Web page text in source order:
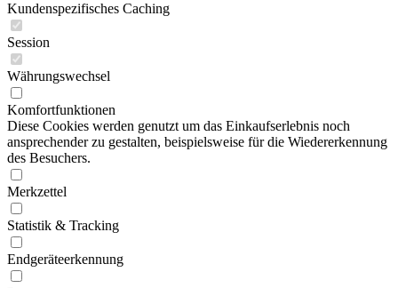
Kundenspezifisches Caching
Session
Währungswechsel
Komfortfunktionen
Diese Cookies werden genutzt um das Einkaufserlebnis noch
ansprechender zu gestalten, beispielsweise für die Wiedererkennung
des Besuchers.
Merkzettel
Statistik & Tracking
Endgeräteerkennung